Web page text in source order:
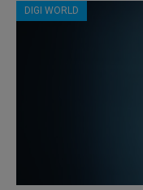
DIGI WORLD